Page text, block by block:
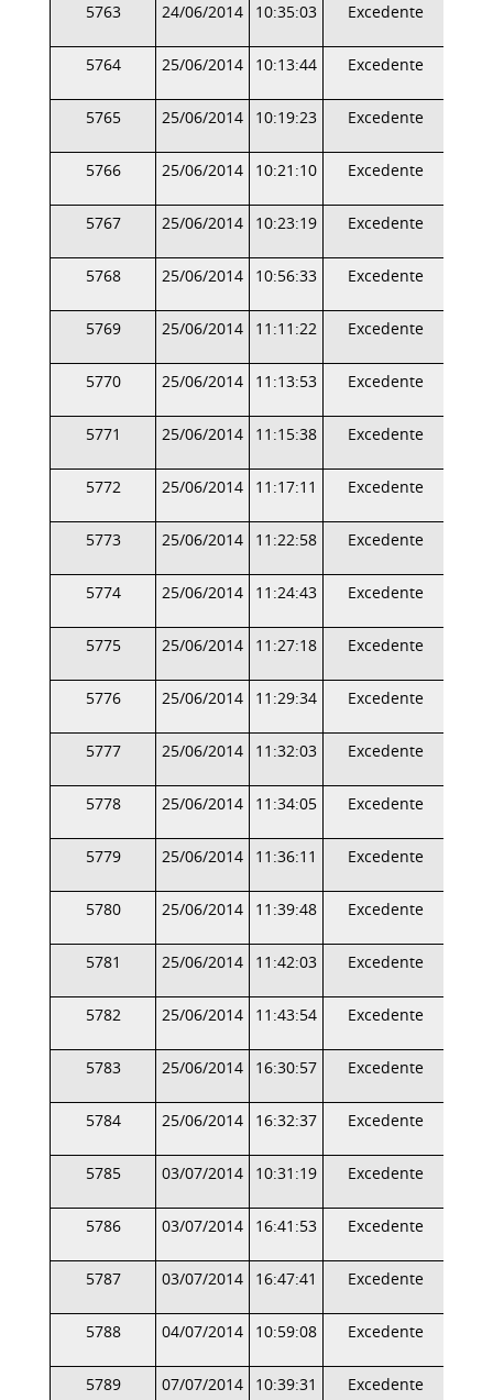
5763 24/06/2014 10:35:03 Excedente
5764 25/06/2014 10:13:44 Excedente
5765 25/06/2014 10:19:23 Excedente
5766 25/06/2014 10:21:10 Excedente
5767 25/06/2014 10:23:19 Excedente
5768 25/06/2014 10:56:33 Excedente
5769 25/06/2014 11:11:22 Excedente
5770 25/06/2014 11:13:53 Excedente
5771 25/06/2014 11:15:38 Excedente
5772 25/06/2014 11:17:11 Excedente
5773 25/06/2014 11:22:58 Excedente
5774 25/06/2014 11:24:43 Excedente
5775 25/06/2014 11:27:18 Excedente
5776 25/06/2014 11:29:34 Excedente
5777 25/06/2014 11:32:03 Excedente
5778 25/06/2014 11:34:05 Excedente
5779 25/06/2014 11:36:11 Excedente
5780 25/06/2014 11:39:48 Excedente
5781 25/06/2014 11:42:03 Excedente
5782 25/06/2014 11:43:54 Excedente
5783 25/06/2014 16:30:57 Excedente
5784 25/06/2014 16:32:37 Excedente
5785 03/07/2014 10:31:19 Excedente
5786 03/07/2014 16:41:53 Excedente
5787 03/07/2014 16:47:41 Excedente
5788 04/07/2014 10:59:08 Excedente
5789 07/07/2014 10:39:31 Excedente